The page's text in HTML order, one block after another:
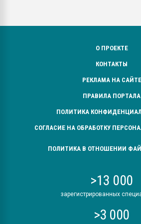
О ПРОЕКТЕ
КОНТАКТЫ
РЕКЛАМА НА САЙТЕ
ПРАВИЛА ПОРТАЛА
ПОЛИТИКА
СОГЛАСИЕ НА ОБРАБОТКУ
ПОЛИТИКА В ОТНОШЕНИИ
>13 000
зарегистрированных
>3 000